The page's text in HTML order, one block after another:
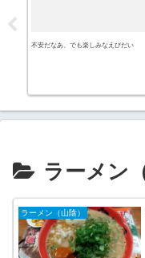
不安だなあ、でも楽しみなえびだい
ラーメン
ラーメン（山陰）